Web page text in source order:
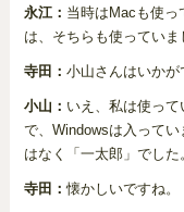
永江： 当時はMacも使っ
は、そちらも使っていま
寺田： 小山さんはいかが
小山： いえ、私は使っ
で、Windowsは入って
はなく「一太郎」でした
寺田：懐かしいですね。